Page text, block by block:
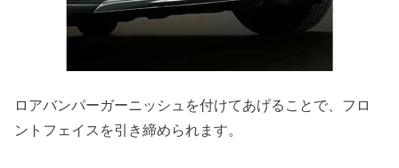
ロアバンパーガーニッシュを付けてあげることで、フロ
ントフェイスを引き締められます。